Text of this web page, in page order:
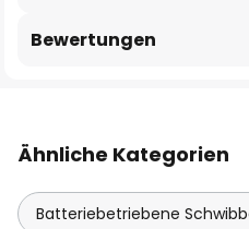
Bewertungen
Ähnliche Kategorien
Batteriebetriebene